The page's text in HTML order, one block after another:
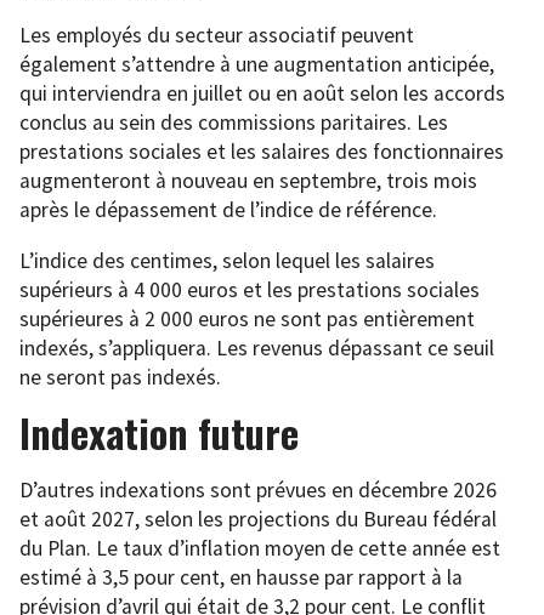
Les employés du secteur associatif peuvent
également s’attendre à une augmentation anticipée,
qui interviendra en juillet ou en août selon les accords
conclus au sein des commissions paritaires. Les
prestations sociales et les salaires des fonctionnaires
augmenteront à nouveau en septembre, trois mois
après le dépassement de l’indice de référence.
L’indice des centimes, selon lequel les salaires
supérieurs à 4 000 euros et les prestations sociales
supérieures à 2 000 euros ne sont pas entièrement
indexés, s’appliquera. Les revenus dépassant ce seuil
ne seront pas indexés.
Indexation future
D’autres indexations sont prévues en décembre 2026
et août 2027, selon les projections du Bureau fédéral
du Plan. Le taux d’inflation moyen de cette année est
estimé à 3,5 pour cent, en hausse par rapport à la
prévision d’avril qui était de 3,2 pour cent. Le conflit